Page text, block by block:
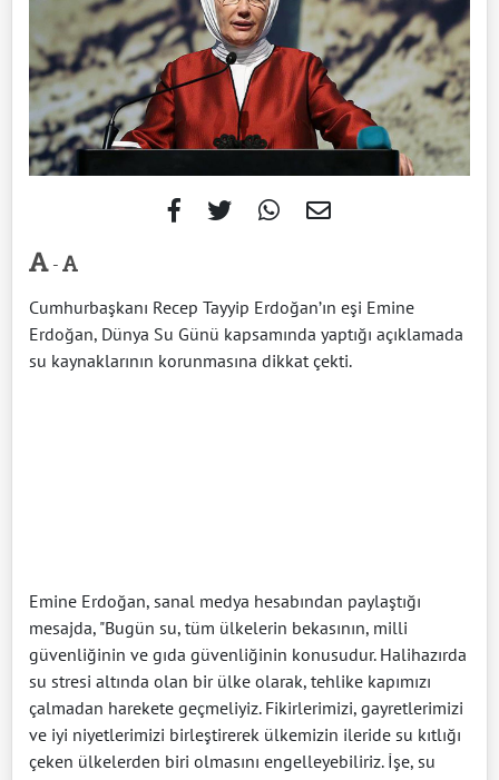
-
Cumhurbaşkanı Recep Tayyip Erdoğan’ın eşi Emine
Erdoğan, Dünya Su Günü kapsamında yaptığı açıklamada
su kaynaklarının korunmasına dikkat çekti.
Emine Erdoğan, sanal medya hesabından paylaştığı
mesajda, "Bugün su, tüm ülkelerin bekasının, milli
güvenliğinin ve gıda güvenliğinin konusudur. Halihazırda
su stresi altında olan bir ülke olarak, tehlike kapımızı
çalmadan harekete geçmeliyiz. Fikirlerimizi, gayretlerimizi
ve iyi niyetlerimizi birleştirerek ülkemizin ileride su kıtlığı
çeken ülkelerden biri olmasını engelleyebiliriz. İşe, su